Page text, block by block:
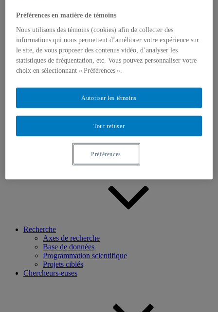
Communiqués
Dans les médias
Distinctions
Activités
Archives et bilans
Colloque international CRISES
Perspectives et dialogue
Vidéos et baladodiffusions
Recherche
Axes de recherche
Base de données
Programmation scientifique
Projets ciblés
Chercheurs-euses
Préférences en matière de témoins
Nous utilisons des témoins (cookies) afin de collecter des
informations qui nous permettent d’améliorer votre expérience sur
le site, de vous proposer des contenus vidéo, d’analyser les
statistiques de fréquentation, etc. Vous pouvez personnaliser votre
choix en sélectionnant « Préférences ».
Tout refuser
Autoriser les témoins
Préférences